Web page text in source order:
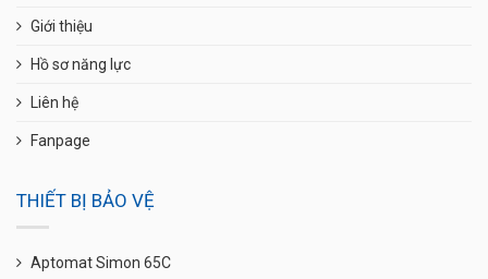
Giới thiệu
Hồ sơ năng lực
Liên hệ
Fanpage
THIẾT BỊ BẢO VỆ
Aptomat Simon 65C